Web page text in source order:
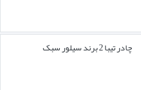
چادر تیبا 2 برند سیلور سبک